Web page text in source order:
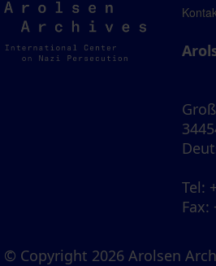
Arolsen
Archives
Tel:
Fax:
© Copyright 2026 Arolsen